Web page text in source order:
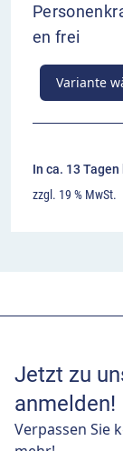
en frei
Variante
In ca. 13
zzgl. 19 % MwSt.
Jetzt zu
anmelden!
Verpassen Sie